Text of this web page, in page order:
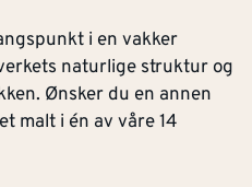
i en vakker
naturlige struktur og
Ønsker du en annen
malt i én av våre 14